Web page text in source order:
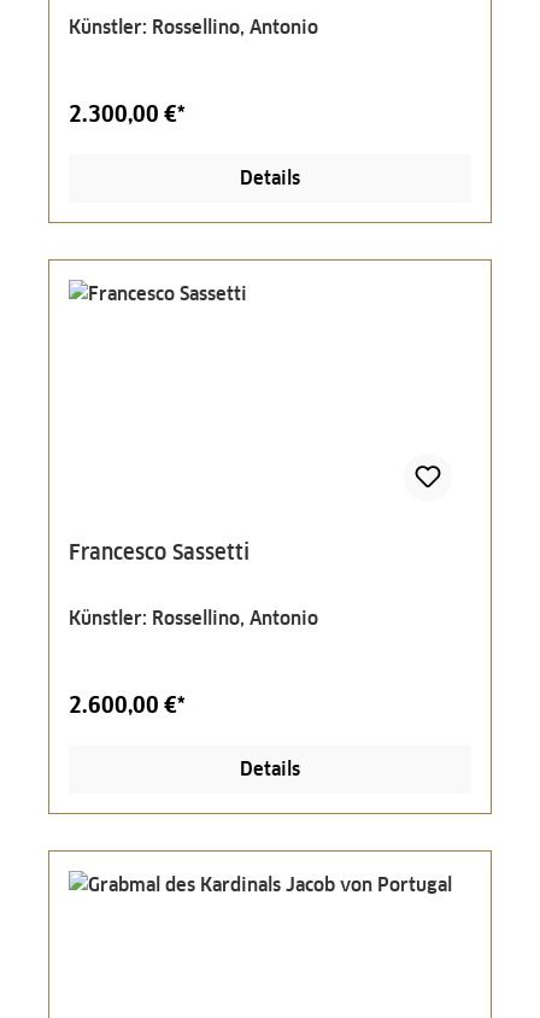
Künstler: Rossellino, Antonio
2.300,00 €*
Details
Francesco Sassetti
Künstler: Rossellino, Antonio
2.600,00 €*
Details